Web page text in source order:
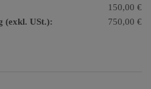
150,00 €
(exkl. USt.):
750,00 €